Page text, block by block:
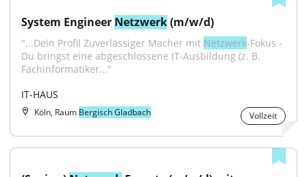
System Engineer Netzwerk (m/w/d)
"...Dein Profil Zuverlässiger Macher mit Netzwerk-Fokus -
Du bringst eine abgeschlossene IT-Ausbildung (z. B.
Fachinformatiker..."
IT-HAUS
Köln, Raum Bergisch Gladbach Vollzeit